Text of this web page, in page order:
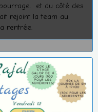
et du côté des
rejoint la team au
rentrée.